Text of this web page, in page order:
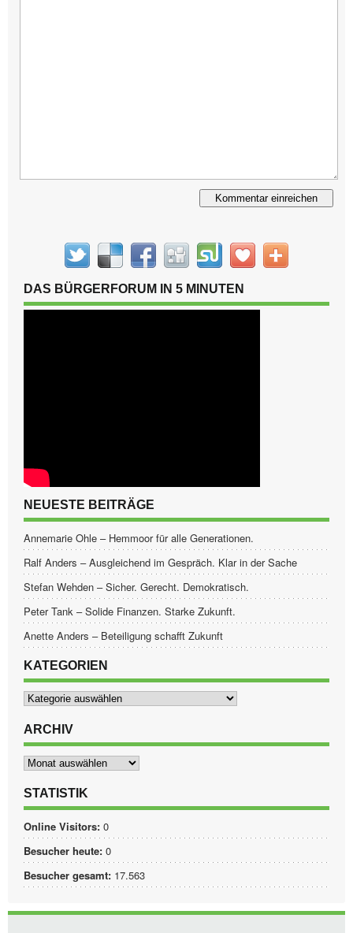
DAS BÜRGERFORUM IN 5 MINUTEN
NEUESTE BEITRÄGE
Annemarie Ohle – Hemmoor für alle Generationen.
Ralf Anders – Ausgleichend im Gespräch. Klar in der Sache
Stefan Wehden – Sicher. Gerecht. Demokratisch.
Peter Tank – Solide Finanzen. Starke Zukunft.
Anette Anders – Beteiligung schafft Zukunft
KATEGORIEN
Kategorien
ARCHIV
Archiv
STATISTIK
Online Visitors: 0
Besucher heute: 0
Besucher gesamt: 17.563